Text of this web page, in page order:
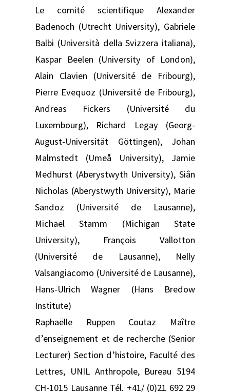
Le comité scientifique Alexander
Badenoch (Utrecht University), Gabriele
Balbi (Università della Svizzera italiana),
Kaspar Beelen (University of London),
Alain Clavien (Université de Fribourg),
Pierre Evequoz (Université de Fribourg),
Andreas Fickers (Université du
Luxembourg), Richard Legay (Georg-
August-Universität Göttingen), Johan
Malmstedt (Umeå University), Jamie
Medhurst (Aberystwyth University), Siân
Nicholas (Aberystwyth University), Marie
Sandoz (Université de Lausanne),
Michael Stamm (Michigan State
University), François Vallotton
(Université de Lausanne), Nelly
Valsangiacomo (Université de Lausanne),
Hans-Ulrich Wagner (Hans Bredow
Institute)
Raphaëlle Ruppen Coutaz Maître
d’enseignement et de recherche (Senior
Lecturer) Section d’histoire, Faculté des
Lettres, UNIL Anthropole, Bureau 5194
CH-1015 Lausanne Tél. +41/ (0)21 692 29